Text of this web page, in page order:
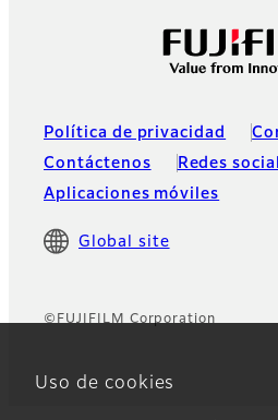
Uso de cookies
Política de privacidad
Contáctenos
Redes
Aplicaciones móviles
Global site
©FUJIFILM Corporation